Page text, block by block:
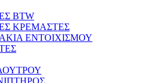
BTW
ΚΡΕΜΑΣΤΕΣ
ΕΝΤΟΙΧΙΣΜΟΥ